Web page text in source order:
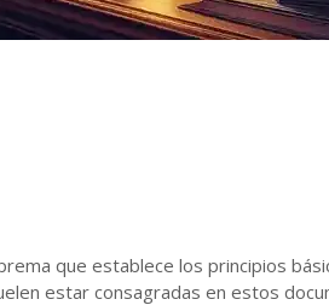
que establece los principios
estar consagradas en estos